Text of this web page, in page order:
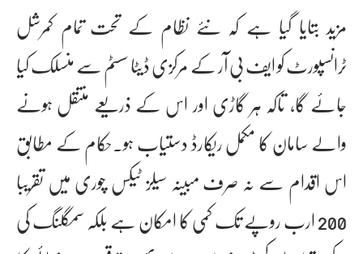
مزید بتایا گیا ہے کہ نئے نظام کے تحت تمام کمرشل
ٹرانسپورٹ کو ایف بی آر کے مرکزی ڈیٹا سسٹم سے منسلک کیا
جائے گا، تاکہ ہر گاڑی اور اس کے ذریعے منتقل ہونے
والے سامان کا مکمل ریکارڈ دستیاب ہو۔حکام کے مطابق
اس اقدام سے نہ صرف مبینہ سیلز ٹیکس چوری میں تقریبا
200 ارب روپے تک کمی کا امکان ہے بلکہ سمگلنگ کی